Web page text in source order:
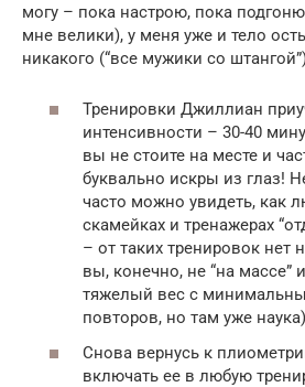
могу – пока настрою, пока
мне велики), у меня уже и тело
никакого (“все мужики со
Тренировки Джиллиан
интенсивности – 30-40
вы не стоите на месте и
буквально искры из глаз!
часто можно увидеть, как
скамейках и тренажерах
– от таких тренировок нет
вы, конечно, не “на массе”
тяжелый вес с
повторов, но там уже
Снова вернусь к
включать ее в любую